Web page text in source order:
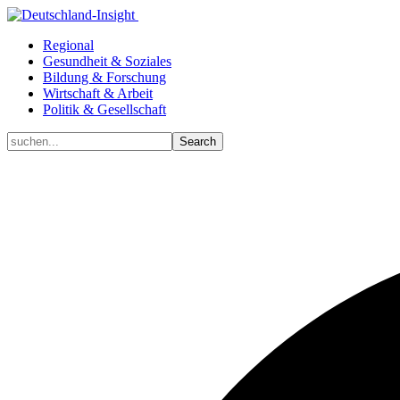
Regional
Gesundheit & Soziales
Bildung & Forschung
Wirtschaft & Arbeit
Politik & Gesellschaft